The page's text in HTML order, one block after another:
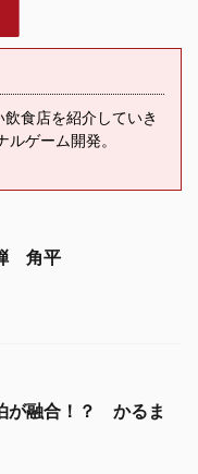
食店を紹介していき
ルゲーム開発。
角平
が融合！？ かるま